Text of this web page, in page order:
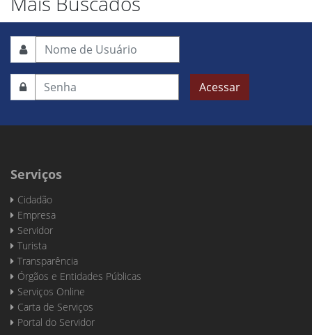
Acessar
Serviços
Cidadão
Empresa
Servidor
Turista
Transparência
Órgãos e Entidades Públicas
Serviços Online
Carta de Serviços
Portal do Servidor